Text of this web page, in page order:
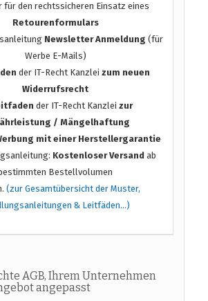
für den rechtssicheren Einsatz eines
Retourenformulars
Newsletter Anmeldung (für
Werbe E-Mails)
der IT-Recht Kanzleizum neuen
Widerrufsrecht
der IT-Recht Kanzleizur
/ Mängelhaftung
mit einer Herstellergarantie
Kostenloser Versand ab
Bestellvolumen
(zur Gesamtübersicht der Muster,
& Leitfäden…)
AGB, Ihrem Unternehmen
angepasst